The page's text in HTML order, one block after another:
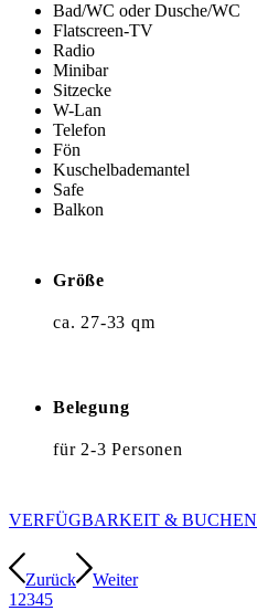
Bad/WC oder Dusche/WC
Flatscreen-TV
Radio
Minibar
Sitzecke
W-Lan
Telefon
Fön
Kuschelbademantel
Safe
Balkon
Größe
ca. 27-33 qm
Belegung
für 2-3 Personen
VERFÜGBARKEIT & BUCHEN
Zurück
Weiter
1 2345